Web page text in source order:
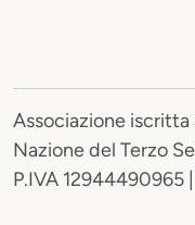
Associazione iscritta
Nazione del Terzo
P.IVA 12944490965